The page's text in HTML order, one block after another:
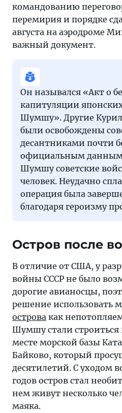
командованию
перемирия и порядке
августа на аэродроме
важный документ.
Он назывался «Акт о
капитуляции
Шумшу». Другие
были освобождены
десантниками почти
официальным
Шумшу советские
человек. Неудачно
операция была
благодаря героизму
Остров после
В отличие от США, у
войны СССР не было
дорогие авианосцы,
решение использовать
острова как
Шумшу стали строиться
месте морской базы
Байково, который
десятилетий. С уходом
годов остров стал
нем живут несколько
маяка.